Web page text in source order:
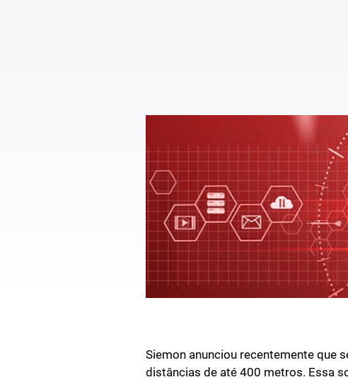
Siemon anunciou recentemente que
distâncias de até 400 metros. Essa